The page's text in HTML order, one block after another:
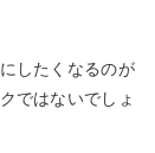
したくなるのが
ではないでしょ